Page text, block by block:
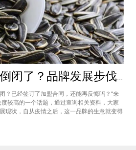
来伊份加盟店倒闭了？品牌发展步伐放缓拉开“巨亏”序幕
？已经签订了加盟合同，还能再反悔吗？“来
较高的一个话题，通过查询相关资料，大家
现状，自从疫情之后，这一品牌的生意就变得
发展趋势怎么样。